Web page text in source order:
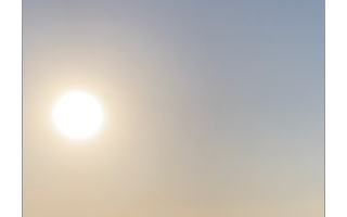
l'année dernière, un an de moins qu′il
n'aura l′an prochain » 📷 Laurent